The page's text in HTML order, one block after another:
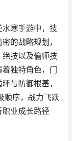
寒手游中，技
的战略规划，
技以及偷师技
独特角色，门
与防御根基，
顺序，战力飞跃
业成长路径